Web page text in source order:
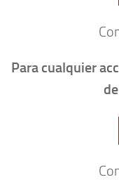
Para cualquier